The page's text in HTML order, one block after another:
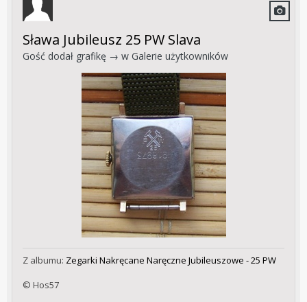
Sława Jubileusz 25 PW Slava
Gość dodał grafikę → w Galerie użytkowników
Z albumu: Zegarki Nakręcane Naręczne Jubileuszowe - 25 PW
© Hos57